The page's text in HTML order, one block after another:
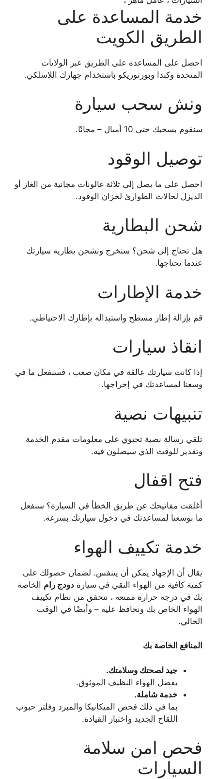
خدمة المساعدة على
الطريق الكويت
احصل على المساعدة على الطريق عبر الولايات
المتحدة وكندا وبورتوريكو باستخدام جهازك اللاسلكي.
ونش سحب سيارة
سنقوم بسحبك حتى 10 أميال – مجانًا.
توصيل الوقود
احصل على ما يصل إلى ثلاثة غالونات مجانية من الغاز أو
الديزل لحالات الطوارئ لخزان الوقود.
شحن البطارية
هل تحتاج إلى شحن؟ سنخرج ونشحن بطارية سيارتك
عندما تحتاجها.
خدمة الإطارات
قم بإزالة إطار مسطح واستبداله بإطارك الاحتياطي.
انقاذ سيارات
إذا كانت سيارتك عالقة في مكان صعب ، فسنفعل ما في
وسعنا لمساعدتك في إخراجها.
تنبيهات نصية
تلقي رسالة نصية تحتوي على معلومات مقدم الخدمة
وتقدير للوقت الذي سيصلون فيه.
فتح اقفال
أغلقت مفاتيحك عن طريق الخطأ في السيارة؟ سنفعل
ما بوسعنا لمساعدتك في دخول سيارتك بسرعة.
خدمة تكييف الهواء
يقال أن الإجهاد يمكن أن يتنفس. لضمان حصولك على
كمية كافية من الهواء النقي في سيارة دودج رام الخاصة
بك في درجة حرارة ممتعة ، نتحقق من نظام تكييف
الهواء الخاص بك ونحافظ عليه – وأيضًا في الوقت
الحالي.
المنافع الخاصة بك
جيد لصحتك وسلامتك.
بفضل الهواء النظيف الموثوق.
خدمة شاملة.
بما في ذلك فحص الميكانيكا والمبرد وفلتر حبوب
اللقاح الجديد واختبار القيادة.
فحص امن سلامة
السيارات